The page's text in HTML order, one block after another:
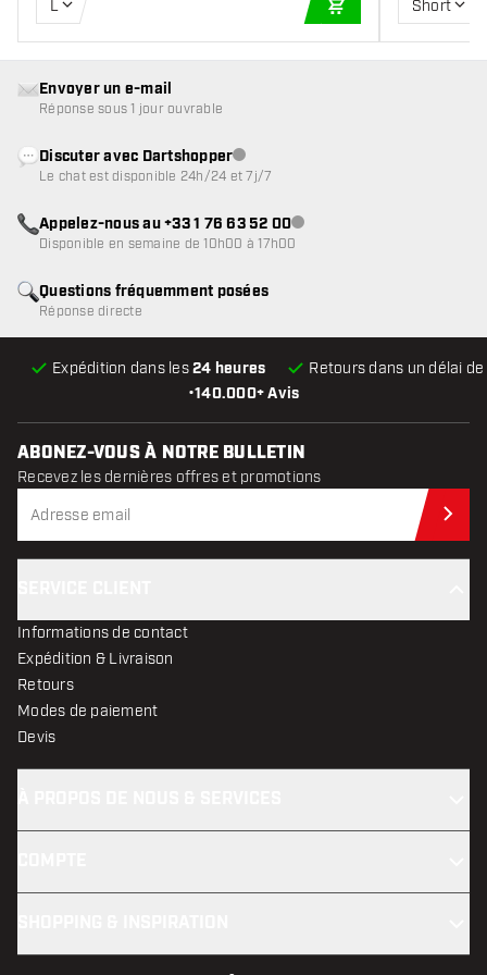
L
AJOUTER AU
Short
•140.000+ Avis
Expédition dans les24 heures Retours dans un délai de
Questions fréquemment posées
Réponse directe
Envoyer un e-mail
Réponse sous 1 jour ouvrable
Discuter avec DartshopperService client indisponible
Le chat est disponible 24h/24 et 7j/7
Appelez-nous au +33 1 76 63 52 00Service client indisponible
Disponible en semaine de 10h00 à 17h00
ABONEZ-VOUS À NOTRE BULLETIN
Recevez les dernières offres et promotions
Informations de contact
Expédition & Livraison
Retours
Modes de paiement
Devis